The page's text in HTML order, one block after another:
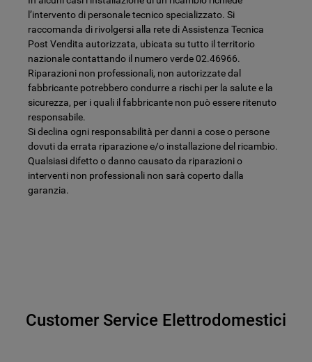
l’intervento di personale tecnico specializzato. Si
raccomanda di rivolgersi alla rete di Assistenza Tecnica
Post Vendita autorizzata, ubicata su tutto il territorio
nazionale contattando il numero verde 02.46966.
Riparazioni non professionali, non autorizzate dal
fabbricante potrebbero condurre a rischi per la salute e la
sicurezza, per i quali il fabbricante non può essere ritenuto
responsabile.
Si declina ogni responsabilità per danni a cose o persone
dovuti da errata riparazione e/o installazione del ricambio.
Qualsiasi difetto o danno causato da riparazioni o
interventi non professionali non sarà coperto dalla
garanzia.
Customer Service Elettrodomestici